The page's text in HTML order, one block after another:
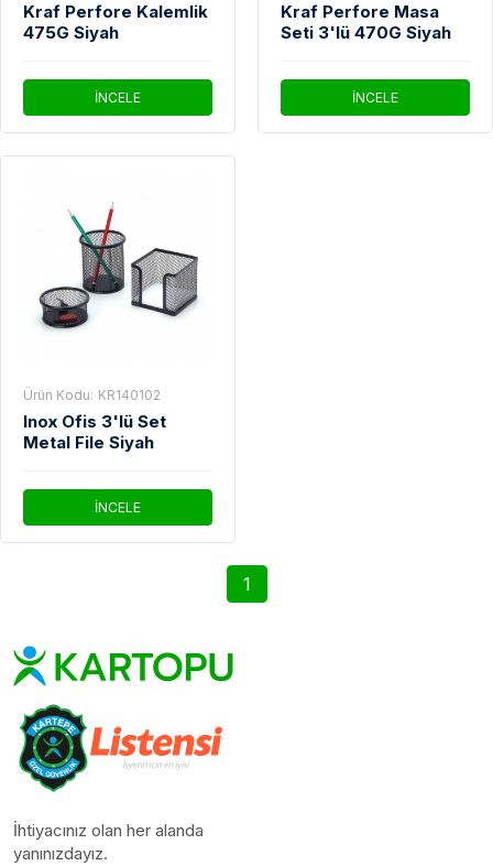
Kraf Perfore Kalemlik
475G Siyah
İNCELE
Kraf Perfore Masa
Seti 3'lü 470G Siyah
İNCELE
Ürün Kodu: KR140102
Inox Ofis 3'lü Set
Metal File Siyah
İNCELE
1
İhtiyacınız olan her alanda
yanınızdayız.